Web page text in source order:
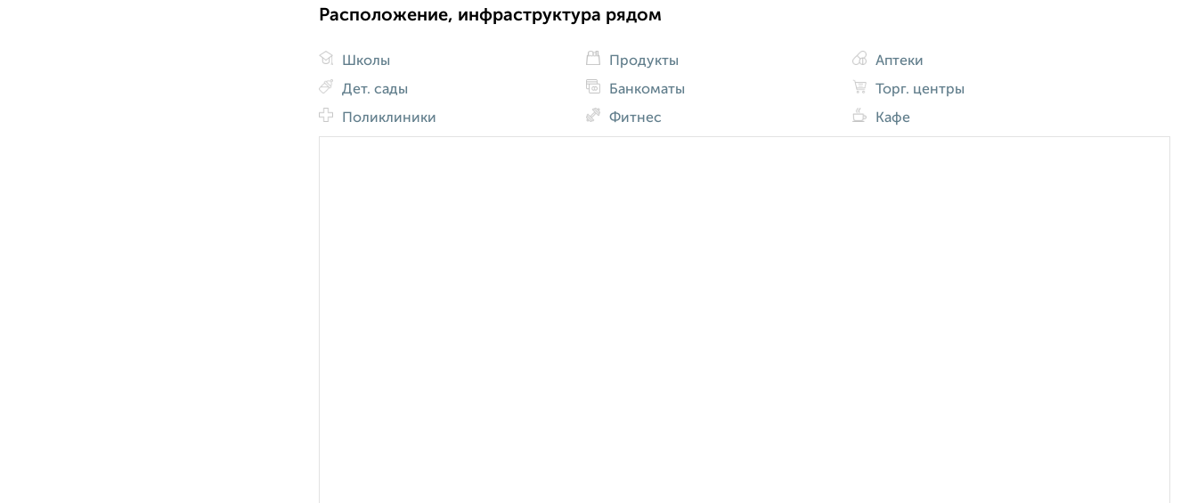
Расположение, инфраструктура рядом
Школы
Дет. сады
Поликлиники
Продукты
Банкоматы
Фитнес
Аптеки
Торг. центры
Кафе